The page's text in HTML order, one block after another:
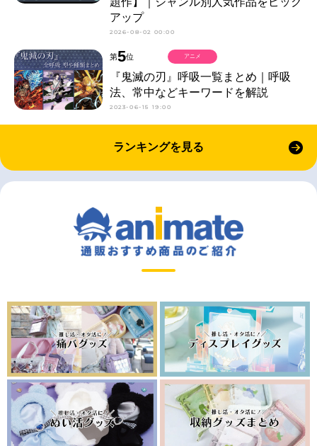
アップ
2026-08-02 00:00
第5位
『鬼滅の刃』呼吸一覧まとめ｜呼吸
法、常中などキーワードを解説
2023-06-15 19:00
アニメ
ランキングを見る